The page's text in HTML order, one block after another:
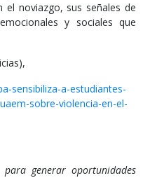
noviazgo, sus señales de
y sociales que
sensibiliza-a-estudiantes-
sobre-violencia-en-el-
generar oportunidades